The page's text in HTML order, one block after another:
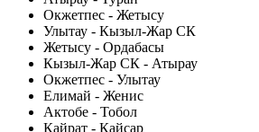
Окжетпес - Жетысу
Улытау - Кызыл-Жар СК
Жетысу - Ордабасы
Кызыл-Жар СК - Атырау
Окжетпес - Улытау
Елимай - Женис
Актобе - Тобол
Кайрат - Кайсар